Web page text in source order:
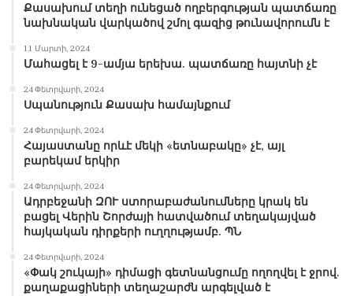
Քասախում տեղի ունեցած ողբերգության պատճառը
նախնական վարկածով շմոլ գազից թունավորումն է
11 Մարտի, 2024
Մահացել է 9-ամյա երեխա. պատճառը հայտնի չէ
24 Փետրվարի, 2024
Սպանություն Քասախ համայնքում
24 Փետրվարի, 2024
Հայաստանը որևէ մեկի «ետնաբակը» չէ, այլ
բարեկամ երկիր
24 Փետրվարի, 2024
Ադրբեջանի ԶՈՒ ստորաբաժանումները կրակ են
բացել Վերին Շորժայի հատվածում տեղակայված
հայկական դիրքերի ուղղությամբ. ՊՆ
24 Փետրվարի, 2024
«Փակ շուկայի» դիմացի գետնանցումը ողողվել է ջրով.
քաղաքացիների տեղաշարժն արգելված է